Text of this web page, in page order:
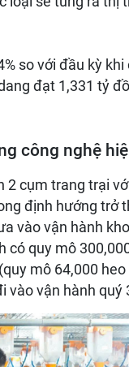
so với đầu kỳ
đạt 1,331 tỷ
công nghệ
cụm trang trại
định hướng trở
vào vận hành
có quy mô
mô 64,000
vào vận hành quý